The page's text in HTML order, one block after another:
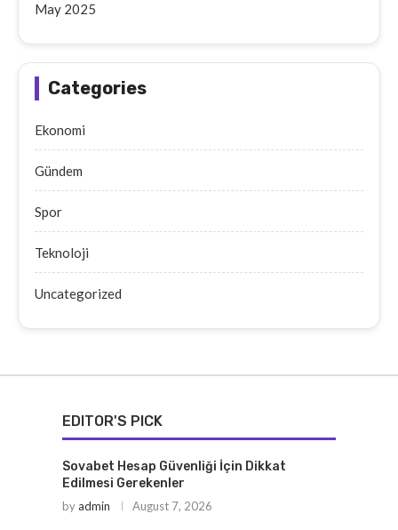
May 2025
Categories
Ekonomi
Gündem
Spor
Teknoloji
Uncategorized
EDITOR'S PICK
Sovabet Hesap Güvenliği İçin Dikkat
Edilmesi Gerekenler
byadmin August 7, 2026